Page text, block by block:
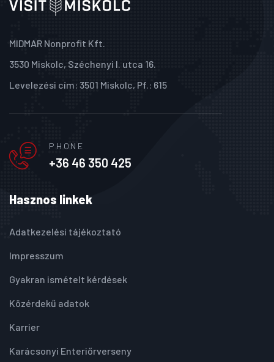
MIDMAR Nonprofit Kft.
3530 Miskolc, Széchenyi I. utca 16.
Levelezési cím: 3501 Miskolc, Pf.: 615
PHONE
+36 46 350 425
Hasznos linkek
Adatkezelési tájékoztató
Impresszum
Gyakran ismételt kérdések
Közérdekű adatok
Karrier
Karácsonyi Enteriőrverseny